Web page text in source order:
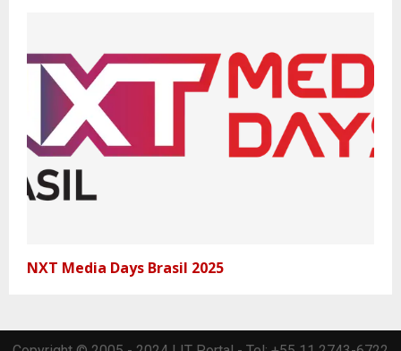
NXT Media Days Brasil 2025